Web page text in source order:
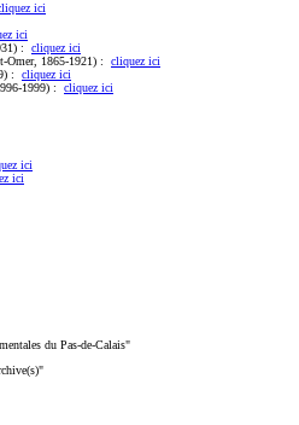
ici
ici
: cliquez ici
Omer, 1865-1921) : cliquez ici
: cliquez ici
1999) : cliquez ici
ici
ici
du Pas-de-Calais"